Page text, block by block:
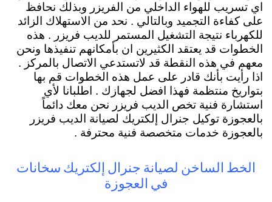
اي تسريب للهواء الداخلي من الفريزر وبذلك نحافظ
على كفاءة التجميد وبالتالي . نحد من الاستهلاك الزائد
للكهرباء نتيجة التشغيل المستمر للديب فريزر . هذه
الخطوات قد يعتقد الكثيرين ان بأمكانهم تنفيذها ونحن
معهم في هذه النقطة قد لاتستدعي الاتصال بالمركز .
اذا رأيت بأنك قادر على عمل هذه الخطوات قم بها
بتواريخ منتظمة فهذا افضل لجهازك . اطلبانا لأي
استشارة فنية تخص الديب فريزر نحن معك دائماً
بالعجوزة توكيل جنرال إلكتريك لصيانة الديب فريزر
بالعجوزة خدمات متخصصة فنية محترفة .
الخط الساخن لصيانة جنرال إلكتريك سخانات
في العجوزة